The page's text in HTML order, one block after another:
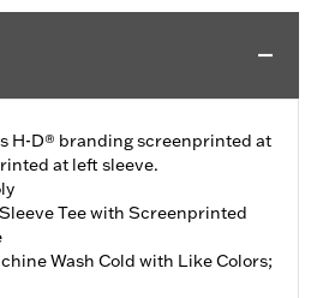
H-D® branding screenprinted at
at left sleeve.
Tee with Screenprinted
Wash Cold with Like Colors;